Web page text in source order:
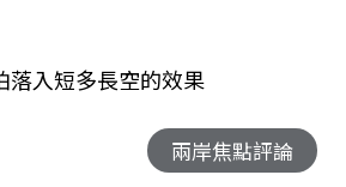
落入短多長空的效果
兩岸焦點評論